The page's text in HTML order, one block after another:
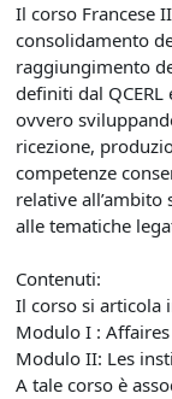
Il corso Francese
consolidamento
raggiungimento
definiti dal
ovvero
ricezione,
competenze
relative
alle tematiche
Contenuti:
Il corso si articola
Modulo I :
Modulo II: Les
A tale corso è